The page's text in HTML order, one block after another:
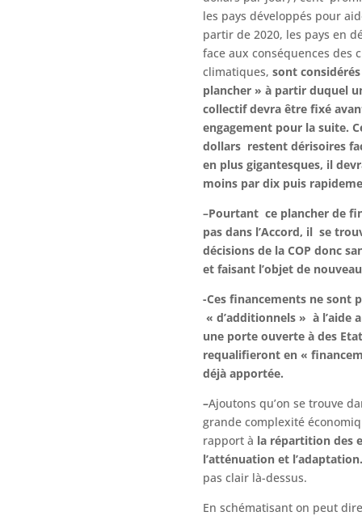
les pays développés pour
partir de 2020, les pays en
face aux conséquences des
climatiques, sont
plancher » à partir duquel
collectif devra être fixé
engagement pour la suite.
dollars restent dérisoires
en plus gigantesques, il
moins par dix puis
–Pourtant ce plancher de
pas dans l’Accord, il se
décisions de la COP donc
et faisant l’objet de
-Ces financements ne sont
« d’additionnels » à l’aide
une porte ouverte à des
requalifieront en «
déjà apportée.
–Ajoutons qu’on se trouve
grande complexité
rapport à la répartition des
l’atténuation et
pas clair là-dessus.
En schématisant on peut